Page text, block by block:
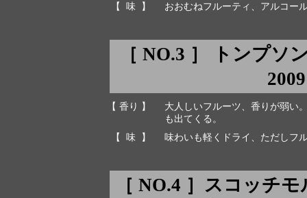
【 味 】
おおむねフルーティ、アルコー
［ NO.3 ］ トンプソ
【 香り 】
大人しいフルーツ、香りが弱い
も出てくる。
【 味 】
味わいも軽くドライ、ただしフ
［ NO.4 ］スコッチ